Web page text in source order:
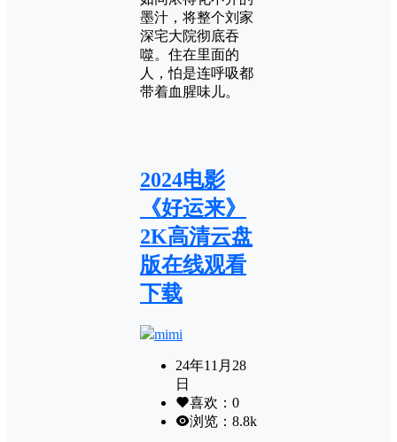
墨汁，将整个刘家
深宅大院彻底吞
噬。住在里面的
人，怕是连呼吸都
带着血腥味儿。
2024电影
《好运来》
2K高清云盘
版在线观看
下载
mimi
24年11月28
日
喜欢： 0
浏览： 8.8k